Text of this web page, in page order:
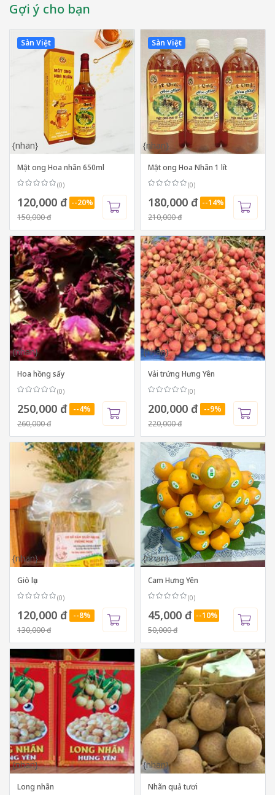
Gợi ý cho bạn
Sàn Việt
{nhan}
Mật ong Hoa nhãn 650ml
(0)
120,000 đ --20%
150,000 đ
Sàn Việt
{nhan}
Mật ong Hoa Nhãn 1 lít
(0)
180,000 đ --14%
210,000 đ
{nhan}
Hoa hồng sấy
(0)
250,000 đ
--4%
260,000 đ
{nhan}
Vải trứng Hưng Yên
(0)
200,000 đ
--9%
220,000 đ
{nhan}
Giò lụa
(0)
120,000 đ
--8%
130,000 đ
{nhan}
Cam Hưng Yên
(0)
45,000 đ --10%
50,000 đ
{nhan}
Long nhãn
{nhan}
Nhãn quả tươi